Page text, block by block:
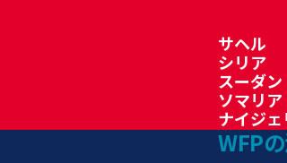
サヘル
シリア
スーダン
ソマリア
ナイジ
WFP